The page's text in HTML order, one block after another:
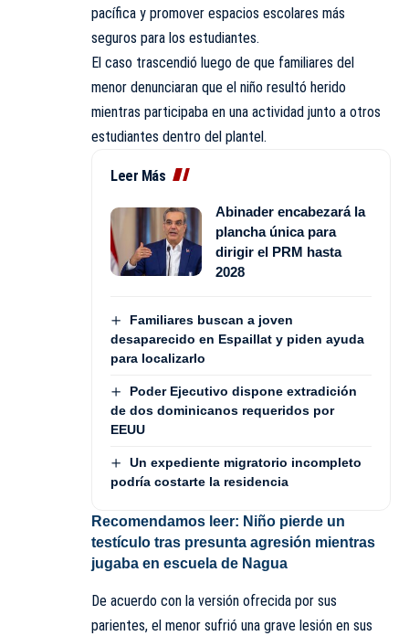
pacífica y promover espacios escolares más
seguros para los estudiantes.
El caso trascendió luego de que familiares del
menor denunciaran que el niño resultó herido
mientras participaba en una actividad junto a otros
estudiantes dentro del plantel.
Leer Más
Abinader encabezará la
plancha única para
dirigir el PRM hasta
2028
Familiares buscan a joven
desaparecido en Espaillat y piden ayuda
para localizarlo
Poder Ejecutivo dispone extradición
de dos dominicanos requeridos por
EEUU
Un expediente migratorio incompleto
podría costarte la residencia
Recomendamos leer: Niño pierde un
testículo tras presunta agresión mientras
jugaba en escuela de Nagua
De acuerdo con la versión ofrecida por sus
parientes, el menor sufrió una grave lesión en sus